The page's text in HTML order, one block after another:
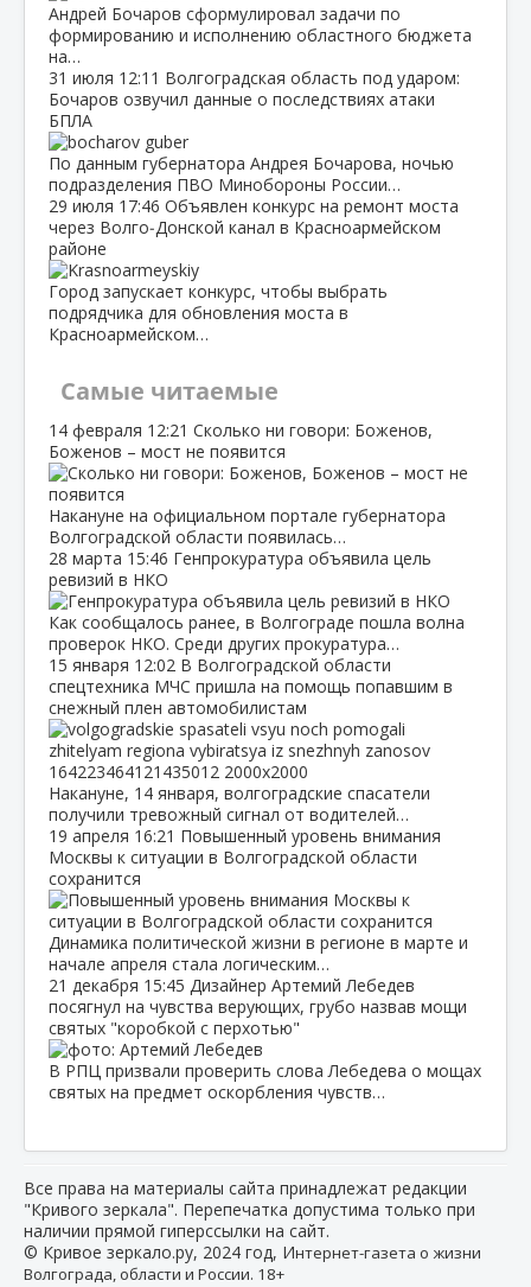
Андрей Бочаров сформулировал задачи по
формированию и исполнению областного бюджета
на…
31 июля 12:11 Волгоградская область под ударом:
Бочаров озвучил данные о последствиях атаки
БПЛА
По данным губернатора Андрея Бочарова, ночью
подразделения ПВО Минобороны России…
29 июля 17:46 Объявлен конкурс на ремонт моста
через Волго‑Донской канал в Красноармейском
районе
Город запускает конкурс, чтобы выбрать
подрядчика для обновления моста в
Красноармейском…
Самые читаемые
14 февраля 12:21 Сколько ни говори: Боженов,
Боженов – мост не появится
Накануне на официальном портале губернатора
Волгоградской области появилась…
28 марта 15:46 Генпрокуратура объявила цель
ревизий в НКО
Как сообщалось ранее, в Волгограде пошла волна
проверок НКО. Среди других прокуратура…
15 января 12:02 В Волгоградской области
спецтехника МЧС пришла на помощь попавшим в
снежный плен автомобилистам
Накануне, 14 января, волгоградские спасатели
получили тревожный сигнал от водителей…
19 апреля 16:21 Повышенный уровень внимания
Москвы к ситуации в Волгоградской области
сохранится
Динамика политической жизни в регионе в марте и
начале апреля стала логическим…
21 декабря 15:45 Дизайнер Артемий Лебедев
посягнул на чувства верующих, грубо назвав мощи
святых "коробкой с перхотью"
В РПЦ призвали проверить слова Лебедева о мощах
святых на предмет оскорбления чувств…
Все права на материалы сайта принадлежат редакции
"Кривого зеркала". Перепечатка допустима только при
наличии прямой гиперссылки на сайт.
© Кривое зеркало.ру, 2024 год, Интернет-газета о жизни
Волгограда, области и России. 18+